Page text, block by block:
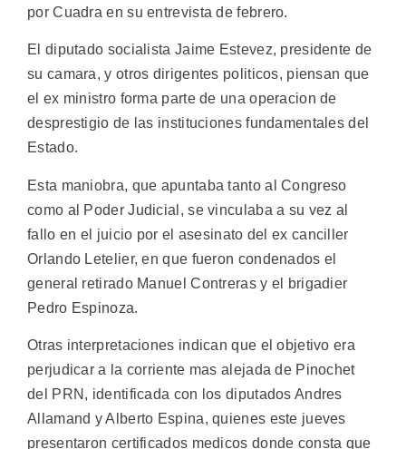
por Cuadra en su entrevista de febrero.
El diputado socialista Jaime Estevez, presidente de
su camara, y otros dirigentes politicos, piensan que
el ex ministro forma parte de una operacion de
desprestigio de las instituciones fundamentales del
Estado.
Esta maniobra, que apuntaba tanto al Congreso
como al Poder Judicial, se vinculaba a su vez al
fallo en el juicio por el asesinato del ex canciller
Orlando Letelier, en que fueron condenados el
general retirado Manuel Contreras y el brigadier
Pedro Espinoza.
Otras interpretaciones indican que el objetivo era
perjudicar a la corriente mas alejada de Pinochet
del PRN, identificada con los diputados Andres
Allamand y Alberto Espina, quienes este jueves
presentaron certificados medicos donde consta que